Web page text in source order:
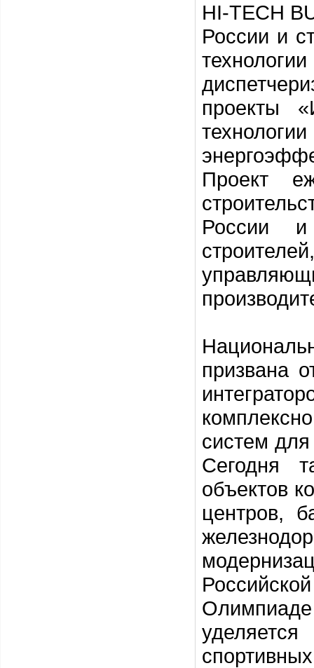
HI-TECH
России и
проекты
Проект
России и
призвана
систем для
Сегодня
объектов
центров,